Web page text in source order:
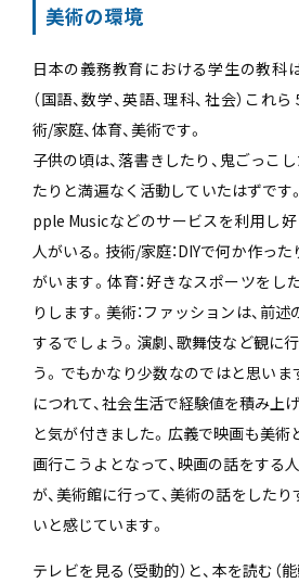
美術の環境
日本の義務教育における学生の教科
（国語、数学、英語、理科、社会）これ
術/家庭、体育、美術です。
子供の頃は、落書きしたり、鬼ごっこ
たりと満遍なく活動していたはずです
pple Musicなどのサービスを利用し
人がいる。技術/家庭：DIYで何か作っ
がいます。体育：好きなスポーツをし
りします。美術：ファッションは、前
するでしょう。演劇、歌舞伎など観に
う。でもかなり少数なのではと思いま
につれて、社会生活で経験値を積み上
と気が付きました。広義で映画も美術
画行こうよとなって、映画の話をする
が、美術館に行って、美術の話をした
いと感じています。
テレビを見る（受動的）と、本を読む（